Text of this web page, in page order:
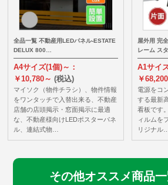
全品一覧 不動産用LEDパネル-ESTATE
DELUX 800…
A4サイズ(1個)～：
￥10,780～(税込)
マイソク（物件チラシ）、物件情報
をワンタッチで入替出来る、不動産
店舗の店頭掲示・窓面掲示に最適
な、不動産様向けLEDポスターパネ
ル、連結式物…
屋外用 完
レーム ス
A1サイ
￥
電源をコ
する最新
看板です
ィルムを
リジナル…
その他オススメ商品